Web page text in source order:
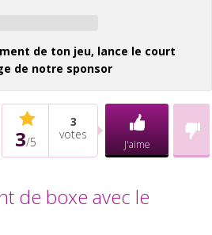
de ton jeu, lance le court
de notre sponsor
3/5
3
votes
J'aime
de boxe avec le